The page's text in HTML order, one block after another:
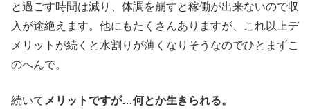
と過ごす時間は減り、体調を崩すと稼働が出来ないので収
入が途絶えます。他にもたくさんありますが、これ以上デ
メリットが続くと水割りが薄くなりそうなのでひとまずこ
のへんで。
続いて メリットですが…何とか生きられる。